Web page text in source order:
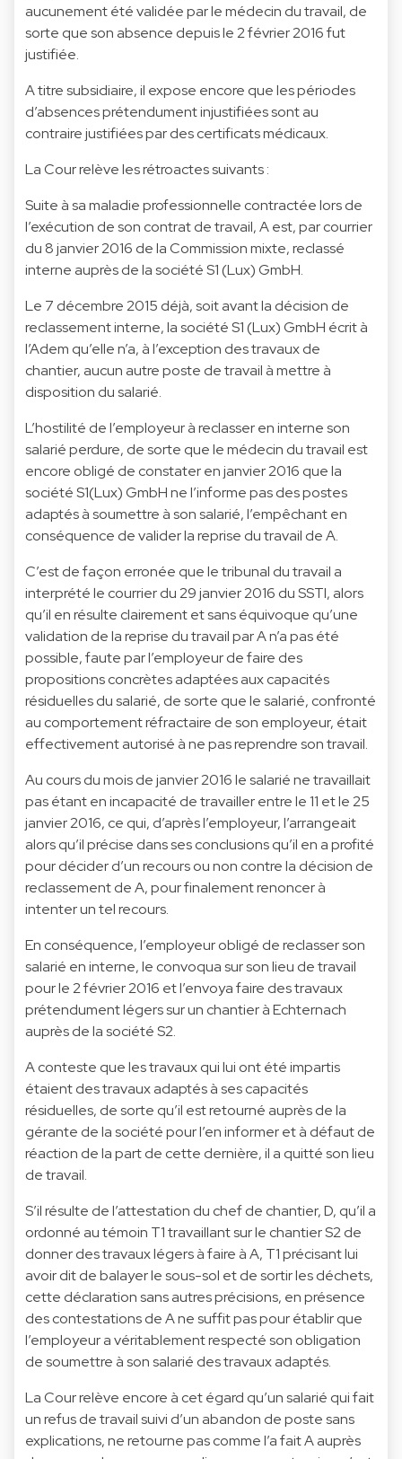
aucunement été validée par le médecin du travail, de
sorte que son absence depuis le 2 février 2016 fut
justifiée.
A titre subsidiaire, il expose encore que les périodes
d’absences prétendument injustifiées sont au
contraire justifiées par des certificats médicaux.
La Cour relève les rétroactes suivants :
Suite à sa maladie professionnelle contractée lors de
l’exécution de son contrat de travail, A est, par courrier
du 8 janvier 2016 de la Commission mixte, reclassé
interne auprès de la société S1 (Lux) GmbH.
Le 7 décembre 2015 déjà, soit avant la décision de
reclassement interne, la société S1 (Lux) GmbH écrit à
l’Adem qu’elle n’a, à l’exception des travaux de
chantier, aucun autre poste de travail à mettre à
disposition du salarié.
L’hostilité de l’employeur à reclasser en interne son
salarié perdure, de sorte que le médecin du travail est
encore obligé de constater en janvier 2016 que la
société S1(Lux) GmbH ne l’informe pas des postes
adaptés à soumettre à son salarié, l’empêchant en
conséquence de valider la reprise du travail de A.
C’est de façon erronée que le tribunal du travail a
interprété le courrier du 29 janvier 2016 du SSTI, alors
qu’il en résulte clairement et sans équivoque qu’une
validation de la reprise du travail par A n’a pas été
possible, faute par l’employeur de faire des
propositions concrètes adaptées aux capacités
résiduelles du salarié, de sorte que le salarié, confronté
au comportement réfractaire de son employeur, était
effectivement autorisé à ne pas reprendre son travail.
Au cours du mois de janvier 2016 le salarié ne travaillait
pas étant en incapacité de travailler entre le 11 et le 25
janvier 2016, ce qui, d’après l’employeur, l’arrangeait
alors qu’il précise dans ses conclusions qu’il en a profité
pour décider d’un recours ou non contre la décision de
reclassement de A, pour finalement renoncer à
intenter un tel recours.
En conséquence, l’employeur obligé de reclasser son
salarié en interne, le convoqua sur son lieu de travail
pour le 2 février 2016 et l’envoya faire des travaux
prétendument légers sur un chantier à Echternach
auprès de la société S2.
A conteste que les travaux qui lui ont été impartis
étaient des travaux adaptés à ses capacités
résiduelles, de sorte qu’il est retourné auprès de la
gérante de la société pour l’en informer et à défaut de
réaction de la part de cette dernière, il a quitté son lieu
de travail.
S’il résulte de l’attestation du chef de chantier, D, qu’il a
ordonné au témoin T1 travaillant sur le chantier S2 de
donner des travaux légers à faire à A, T1 précisant lui
avoir dit de balayer le sous-sol et de sortir les déchets,
cette déclaration sans autres précisions, en présence
des contestations de A ne suffit pas pour établir que
l’employeur a véritablement respecté son obligation
de soumettre à son salarié des travaux adaptés.
La Cour relève encore à cet égard qu’un salarié qui fait
un refus de travail suivi d’un abandon de poste sans
explications, ne retourne pas comme l’a fait A auprès